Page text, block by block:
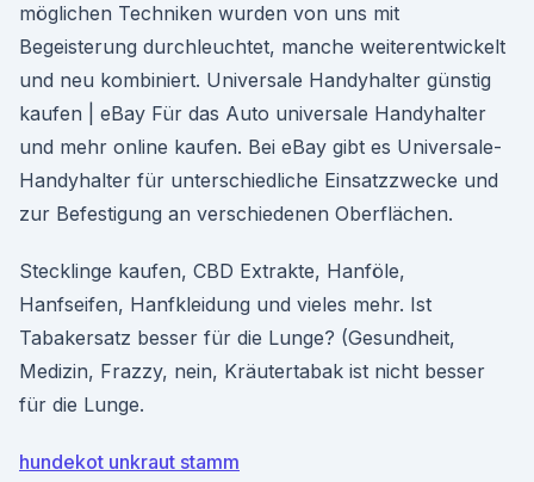
möglichen Techniken wurden von uns mit
Begeisterung durchleuchtet, manche weiterentwickelt
und neu kombiniert. Universale Handyhalter günstig
kaufen | eBay Für das Auto universale Handyhalter
und mehr online kaufen. Bei eBay gibt es Universale-
Handyhalter für unterschiedliche Einsatzzwecke und
zur Befestigung an verschiedenen Oberflächen.
Stecklinge kaufen, CBD Extrakte, Hanföle,
Hanfseifen, Hanfkleidung und vieles mehr. Ist
Tabakersatz besser für die Lunge? (Gesundheit,
Medizin, Frazzy, nein, Kräutertabak ist nicht besser
für die Lunge.
hundekot unkraut stamm